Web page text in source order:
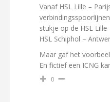
Vanaf HSL Lille –
stukje op de HSL
HSL Schiphol –
Maar gaf het
En fictief een ICNG
0